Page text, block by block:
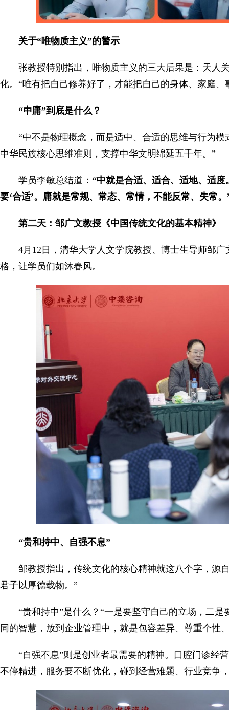
关于“唯物质主义”的警示
张教授特别指出，唯物质主义的三大后果是：天人
化。“唯有把自己修养好了，才能把自己的身体、家庭、
“中庸”到底是什么？
“中不是物理概念，而是适中、合适的思维与行为
中华民族核心思维准则，支撑中华文明绵延五千年。”
学员李敏总结道： “中就是合适、适合、适地、适
要‘合适’。庸就是常规、常态、常情，不能反常、失常。
第二天：邹广文教授《中国传统文化的基本精神》
4月12日，清华大学人文学院教授、博士生导师邹
格，让学员们如沐春风。
“贵和持中、自强不息”
邹教授指出，传统文化的核心精神就这八个字，源
君子以厚德载物。”
“贵和持中”是什么？“一是要坚守自己的立场，二
同的智慧，放到企业管理中，就是包容差异、尊重个性
“自强不息”则是创业者最需要的精神。口腔门诊经
不停精进，服务要不断优化，碰到经营难题、行业竞争